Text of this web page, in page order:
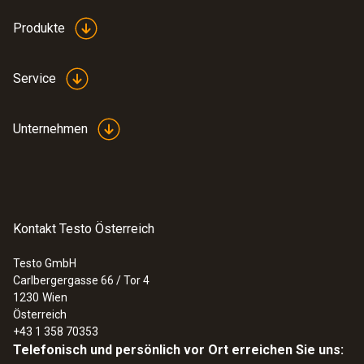
Produkte
Service
Unternehmen
Kontakt Testo Österreich
Testo GmbH
Carlbergergasse 66 / Tor 4
1230 Wien
Österreich
+43 1 358 70353
Telefonisch und persönlich vor Ort erreichen Sie uns: